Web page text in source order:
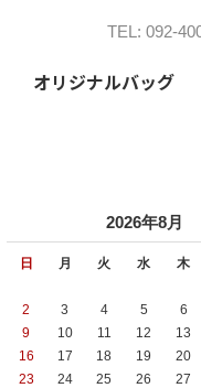
TEL: 092-
オリジナルバッグ
2026年8月
日 月 火 水 木
2
3 4 5 6
9
10 11 12 13
16
17 18 19 20
23
24 25 26 27